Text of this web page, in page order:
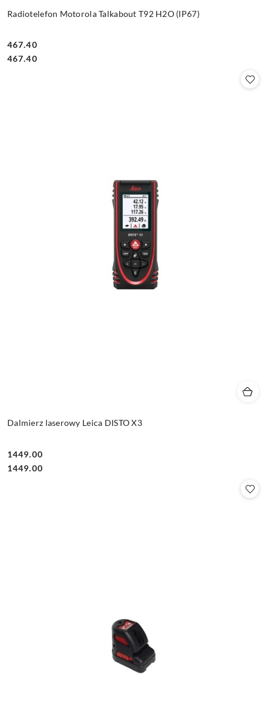
Radiotelefon Motorola Talkabout T92 H2O (IP67)
Cena:
467.40
Cena:
467.40
Dalmierz laserowy Leica DISTO X3
Cena:
1449.00
Cena:
1449.00